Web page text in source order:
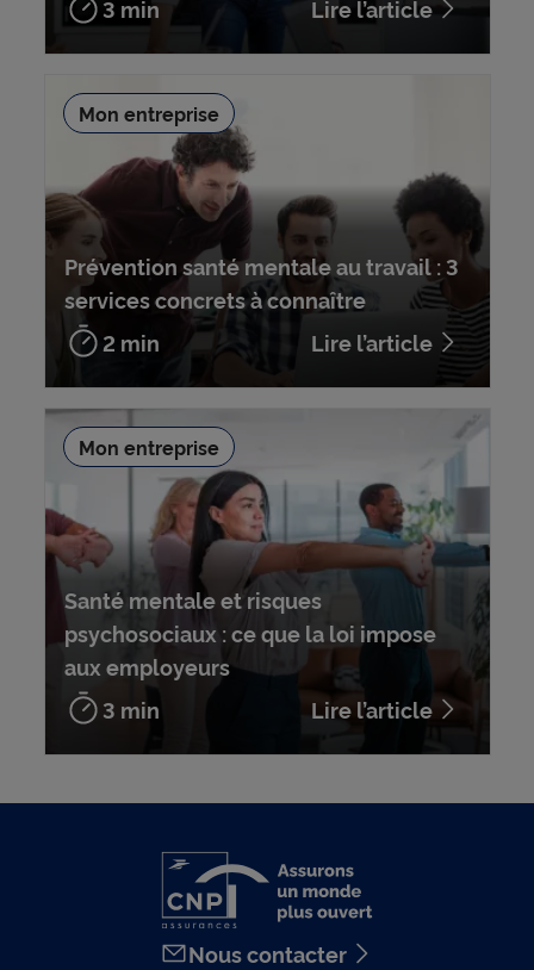
3 min Lire l’article
Prévention santé mentale au travail : 3
services concrets à connaître
2 min
Lire l’article
Mon entreprise
Santé mentale et risques
psychosociaux : ce que la loi impose
aux employeurs
3 min
Lire l’article
Mon entreprise
Nous contacter